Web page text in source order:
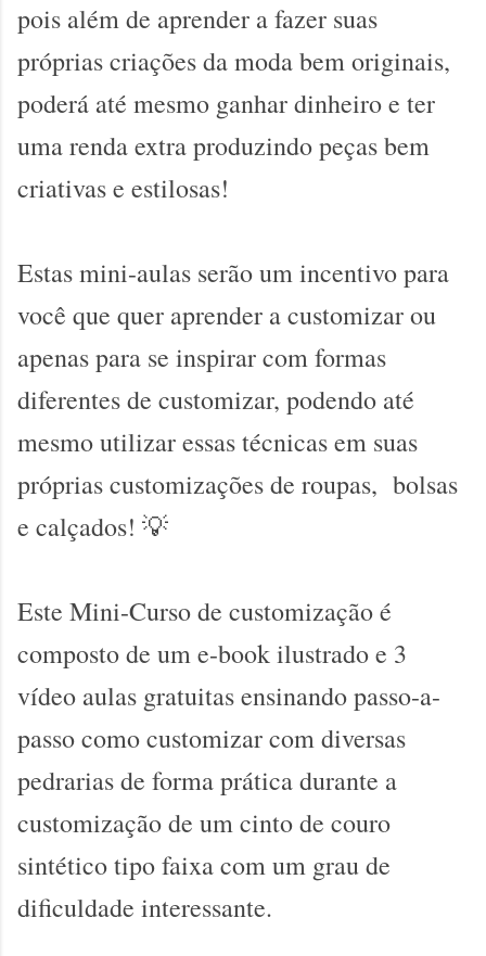
pois além de aprender a fazer suas
próprias criações da moda bem originais,
poderá até mesmo ganhar dinheiro e ter
uma renda extra produzindo peças bem
criativas e estilosas!
Estas mini-aulas serão um incentivo para
você que quer aprender a customizar ou
apenas para se inspirar com formas
diferentes de customizar, podendo até
mesmo utilizar essas técnicas em suas
próprias customizações de roupas, bolsas
e calçados! 💡
Este Mini-Curso de customização é
composto de um e-book ilustrado e 3
vídeo aulas gratuitas ensinando passo-a-
passo como customizar com diversas
pedrarias de forma prática durante a
customização de um cinto de couro
sintético tipo faixa com um grau de
dificuldade interessante.